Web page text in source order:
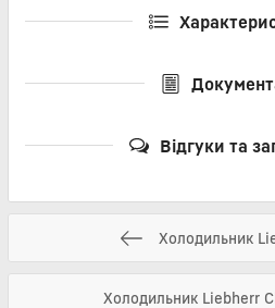
Відгуки та
Холодильник
Холодильник Liebherr